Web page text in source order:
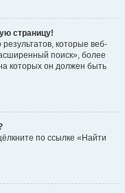
страницу!
которые веб-
поиск», более
которых он должен быть
по ссылке «Найти